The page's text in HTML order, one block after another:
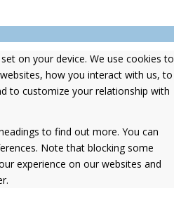
on your device. We use cookies to
how you interact with us, to
to customize your relationship with
to find out more. You can
Note that blocking some
experience on our websites and